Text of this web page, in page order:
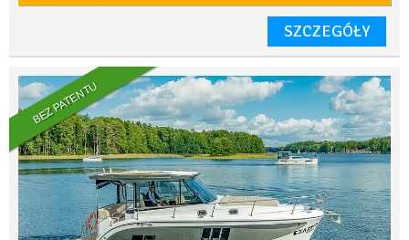
SZCZEGÓŁY
BEZ PATENTU